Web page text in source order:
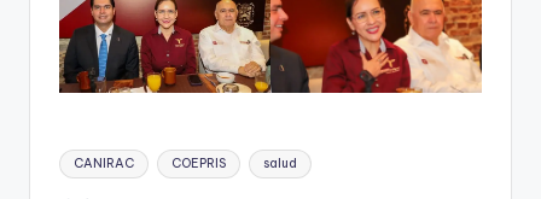
Etiquetas:
CANIRAC COEPRIS salud